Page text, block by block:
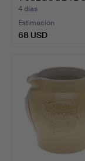
4 días
Estimación
68 USD